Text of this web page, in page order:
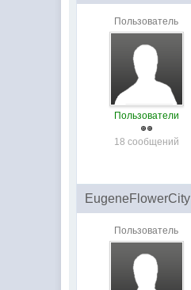
Пользователь
Пользователи
18 сообщений
EugeneFlowerCity
Пользователь